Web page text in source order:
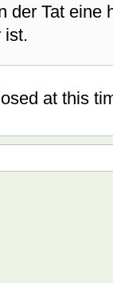
der Tat eine
ist.
at this